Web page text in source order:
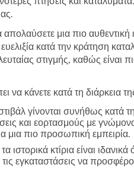
μια πιο
κατά την κράτηση
στιγμής, καθώς
να κάνετε κατά τη διάρκεια
γίνονται συνήθως κατά
και εορτασμούς με
μια πιο προσωπική εμπειρία.
ιστορικά κτίρια είναι
εγκαταστάσεις να